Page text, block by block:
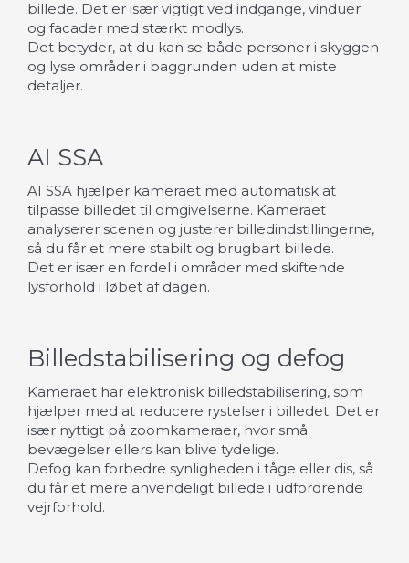
billede. Det er især vigtigt ved indgange, vinduer
og facader med stærkt modlys.
Det betyder, at du kan se både personer i skyggen
og lyse områder i baggrunden uden at miste
detaljer.
AI SSA
AI SSA hjælper kameraet med automatisk at
tilpasse billedet til omgivelserne. Kameraet
analyserer scenen og justerer billedindstillingerne,
så du får et mere stabilt og brugbart billede.
Det er især en fordel i områder med skiftende
lysforhold i løbet af dagen.
Billedstabilisering og defog
Kameraet har elektronisk billedstabilisering, som
hjælper med at reducere rystelser i billedet. Det er
især nyttigt på zoomkameraer, hvor små
bevægelser ellers kan blive tydelige.
Defog kan forbedre synligheden i tåge eller dis, så
du får et mere anvendeligt billede i udfordrende
vejrforhold.